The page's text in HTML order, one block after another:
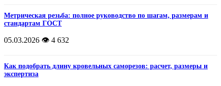
Метрическая резьба: полное руководство по шагам, размерам и
стандартам ГОСТ
05.03.2026 👁️ 4 632
Как подобрать длину кровельных саморезов: расчет, размеры и
экспертиза